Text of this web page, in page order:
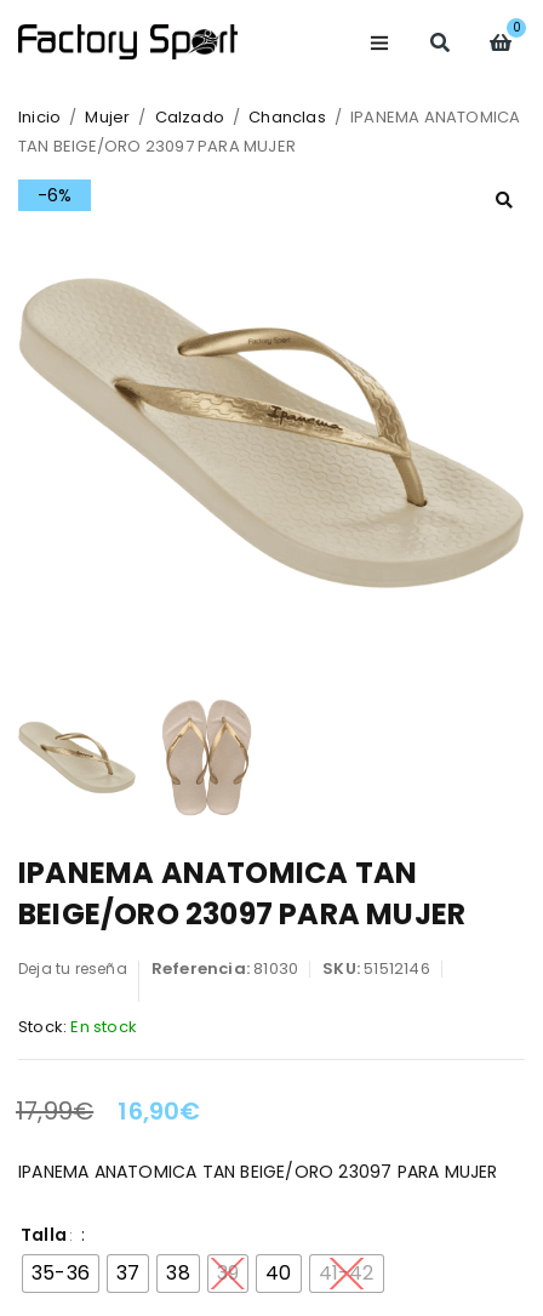
0
Inicio / Mujer / Calzado / Chanclas / IPANEMA ANATOMICA
TAN BEIGE/ORO 23097 PARA MUJER
-6%
IPANEMA ANATOMICA TAN
BEIGE/ORO 23097 PARA MUJER
Deja tu reseña Referencia: 81030 SKU:51512146
Stock: En stock
LA OFERTA TERMINA EN:
17,99€ 16,90€
IPANEMA ANATOMICA TAN BEIGE/ORO 23097 PARA MUJER
Talla
35-36 37 38 39 40 41-42